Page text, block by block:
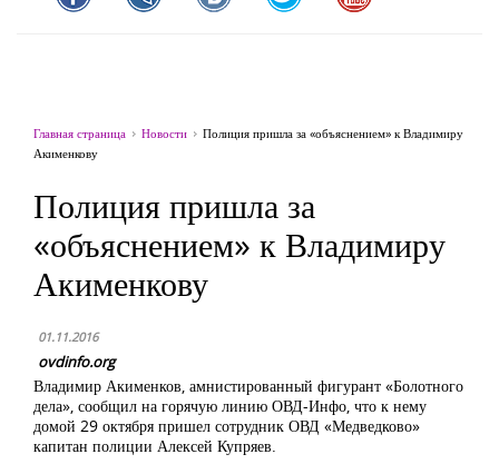
Главная страница Новости
Полиция пришла за «объяснением» к Владимиру
Акименкову
Полиция пришла за
«объяснением» к Владимиру
Акименкову
01.11.2016
ovdinfo.org
Владимир Акименков, амнистированный фигурант «Болотного
дела», сообщил на горячую линию ОВД-Инфо, что к нему
домой 29 октября пришел сотрудник ОВД «Медведково»
капитан полиции Алексей Купряев.